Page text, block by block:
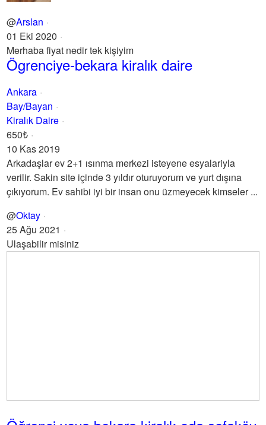
@Arslan
01 Eki 2020
Merhaba fiyat nedir tek kişiyim
Ögrenciye-bekara kiralık daire
Ankara
Bay/Bayan
Kiralık Daire
650₺
10 Kas 2019
Arkadaşlar ev 2+1 ısınma merkezi isteyene esyalariyla
verilir. Sakin site içinde 3 yıldır oturuyorum ve yurt dışına
çıkıyorum. Ev sahibi iyi bir insan onu üzmeyecek kimseler ...
@Oktay
25 Ağu 2021
Ulaşabilir misiniz